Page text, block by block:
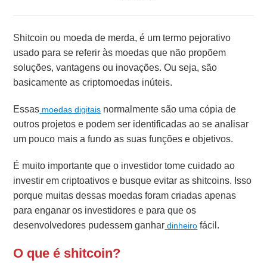
Shitcoin ou moeda de merda, é um termo pejorativo
usado para se referir às moedas que não propõem
soluções, vantagens ou inovações. Ou seja, são
basicamente as criptomoedas inúteis.
Essas moedas digitais normalmente são uma cópia de
outros projetos e podem ser identificadas ao se analisar
um pouco mais a fundo as suas funções e objetivos.
É muito importante que o investidor tome cuidado ao
investir em criptoativos e busque evitar as shitcoins. Isso
porque muitas dessas moedas foram criadas apenas
para enganar os investidores e para que os
desenvolvedores pudessem ganhar dinheiro fácil.
O que é shitcoin?